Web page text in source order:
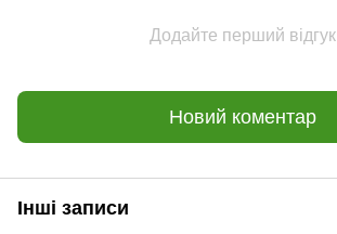
Додайте перший відгук
Новий коментар
Інші записи